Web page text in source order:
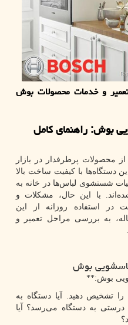
و خدمات محصولات بوش
بوش: راهنمای کامل
محصولات پرطرفدار در بازار
دستگاه‌ها با کیفیت ساخت بالا
شستشوی لباس‌ها در خانه به
با این حال، مشکلات و
در استفاده روزانه از این
به بررسی مراحل تعمیر و
بوش
تشخیص دهید. آیا دستگاه به
به دستگاه می‌رسد؟ آیا